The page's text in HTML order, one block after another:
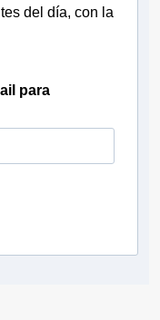
del día, con la
para